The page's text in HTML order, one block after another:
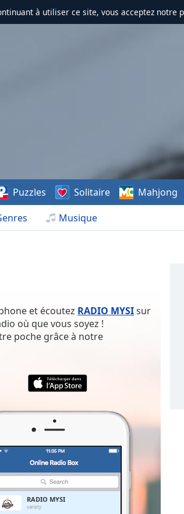
à utiliser ce site, vous acceptez notre
Musique
Puzzles Solitaire Mahjong
et écoutez RADIO MYSIsur
où que vous soyez !
poche grâce à notre
RADIO MYSI
variety